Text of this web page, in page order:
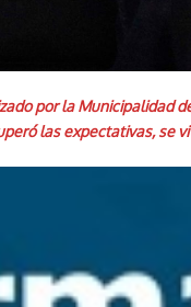
por la Municipalidad
las expectativas, se